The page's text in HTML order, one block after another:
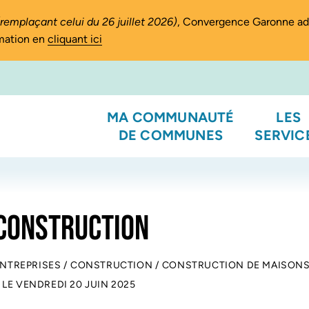
celui du 26 juillet 2026), Convergence Garonne
en cliquant ici
MA COMMUNAUTÉ
DE COMMUNES
LES
/ CONSTRUCTION / CONSTRUCTION DE
VENDREDI 20 JUIN 2025